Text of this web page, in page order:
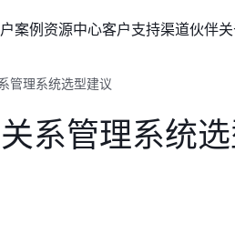
案例资源中心客户支持渠道伙伴
管理系统选型建议
系管理系统